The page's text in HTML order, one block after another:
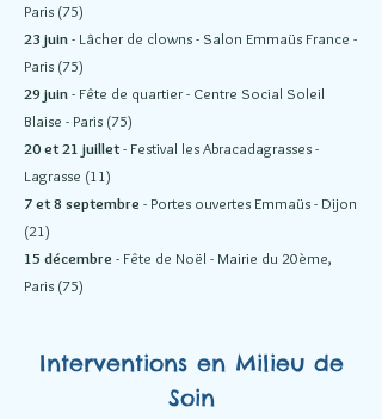
Paris (75)
23 juin- Lâcher de clowns - Salon Emmaüs France -
Paris (75)
29 juin- Fête de quartier - Centre Social Soleil
Blaise - Paris (75)
20 et 21 juillet- Festival les Abracadagrasses -
Lagrasse (11)
7 et 8 septembre - Portes ouvertes Emmaüs - Dijon
(21)
15 décembre - Fête de Noël - Mairie du 20ème,
Paris (75)
Interventions en Milieu de
Soin